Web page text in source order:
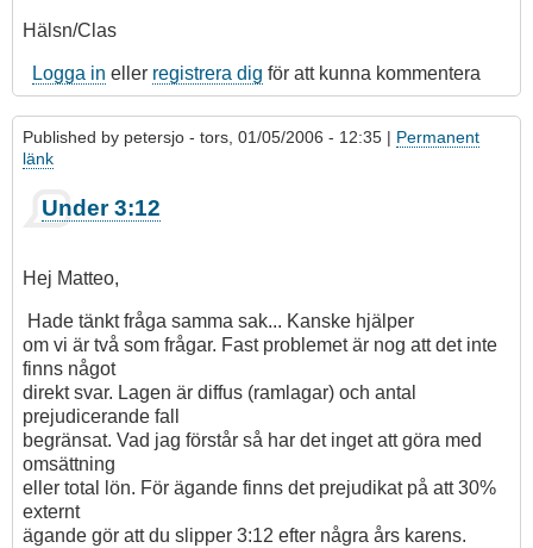
Hälsn/Clas
Logga in eller registrera dig för att kunna kommentera
Published by petersjo - tors, 01/05/2006 - 12:35 | Permanent
länk
Som
svar
Förutsättnigar
att
falla
under
3.12
av
matteo
Under 3:12
Hej Matteo,
Hade tänkt fråga samma sak... Kanske hjälper
om vi är två som frågar. Fast problemet är nog att det inte
finns något
direkt svar. Lagen är diffus (ramlagar) och antal
prejudicerande fall
begränsat. Vad jag förstår så har det inget att göra med
omsättning
eller total lön. För ägande finns det prejudikat på att 30%
externt
ägande gör att du slipper 3:12 efter några års karens.